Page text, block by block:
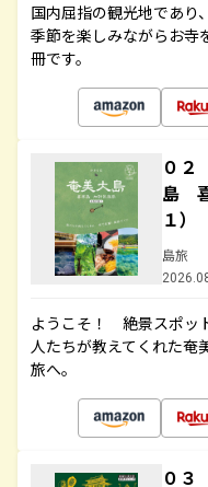
国内屈指の観光地であり
季節を楽しみながらお寺
冊です。
０
島
１
島旅
ようこそ！ 絶景スポッ
人たちが教えてくれた奄
旅へ。
０３